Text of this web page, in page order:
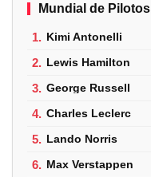
Mundial de Pilotos
1. Kimi Antonelli
2. Lewis Hamilton
3. George Russell
4. Charles Leclerc
5. Lando Norris
6. Max Verstappen